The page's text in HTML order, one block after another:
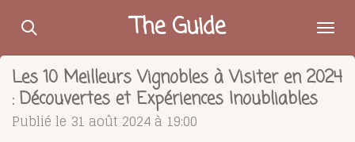
Passer
contenu
principal
The Guide
Les 10 Meilleurs Vignobles à Visiter en 2024
: Découvertes et Expériences Inoubliables
Publié le 31 août 2024 à 19:00